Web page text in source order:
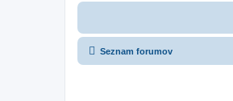
Seznam forumov